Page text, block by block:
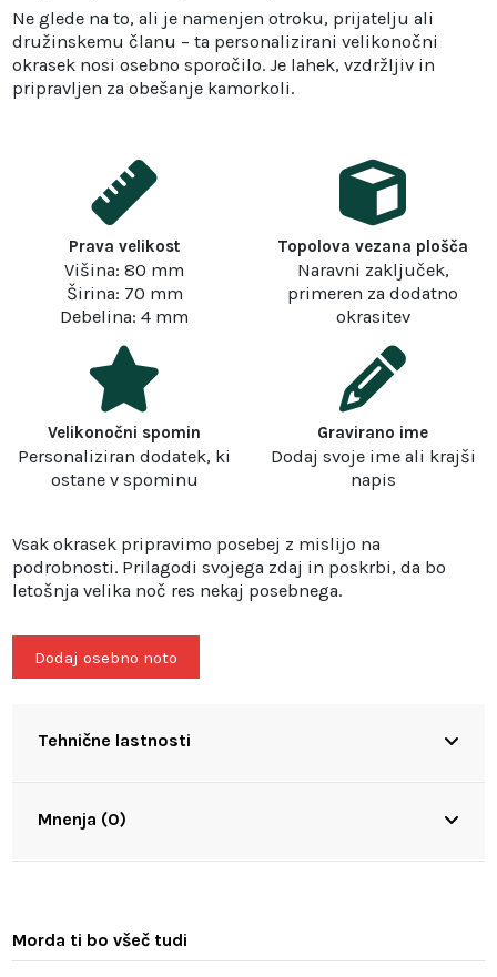
Ne glede na to, ali je namenjen otroku, prijatelju ali
družinskemu članu – ta personalizirani velikonočni
okrasek nosi osebno sporočilo. Je lahek, vzdržljiv in
pripravljen za obešanje kamorkoli.
Prava velikost
Višina: 80 mm
Širina: 70 mm
Debelina: 4 mm
Topolova vezana plošča
Naravni zaključek,
primeren za dodatno
okrasitev
Velikonočni spomin
Personaliziran dodatek, ki
ostane v spominu
Gravirano ime
Dodaj svoje ime ali krajši
napis
Vsak okrasek pripravimo posebej z mislijo na
podrobnosti. Prilagodi svojega zdaj in poskrbi, da bo
letošnja velika noč res nekaj posebnega.
Dodaj osebno noto
Tehnične lastnosti
Mnenja (0)
Morda ti bo všeč tudi